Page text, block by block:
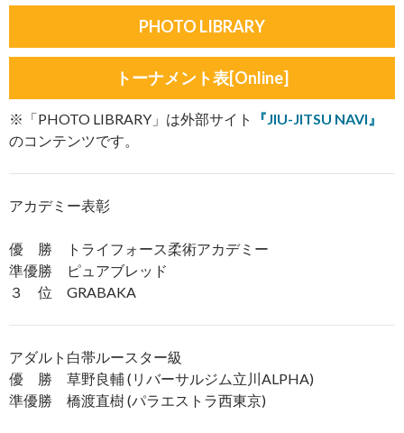
PHOTO LIBRARY
トーナメント表[Online]
※「PHOTO LIBRARY」は外部サイト
『JIU-JITSU NAVI』
のコンテンツです。
アカデミー表彰
優 勝 トライフォース柔術アカデミー
準優勝 ピュアブレッド
３ 位 GRABAKA
アダルト白帯ルースター級
優 勝 草野良輔 (リバーサルジム立川ALPHA)
準優勝 橋渡直樹 (パラエストラ西東京)